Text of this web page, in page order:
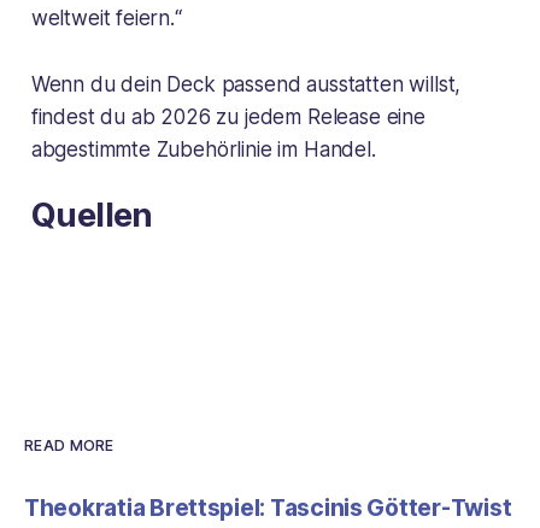
weltweit feiern.“
Wenn du dein Deck passend ausstatten willst,
findest du ab 2026 zu jedem Release eine
abgestimmte Zubehörlinie im Handel.
Quellen
READ MORE
Theokratia Brettspiel: Tascinis Götter-Twist